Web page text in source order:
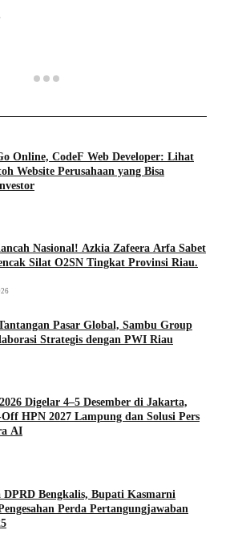
Online, CodeF Web Developer: Lihat
Website Perusahaan yang Bisa
Nasional! Azkia Zafeera Arfa Sabet
Silat O2SN Tingkat Provinsi Riau.
Pasar Global, Sambu Group
Strategis dengan PWI Riau
Digelar 4–5 Desember di Jakarta,
HPN 2027 Lampung dan Solusi Pers
AI
Bengkalis, Bupati Kasmarni
Perda Pertangungjawaban